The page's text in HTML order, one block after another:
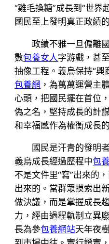
“雞毛換糖”成長到“世界
國民至上發明真正政績
政績不雅一旦偏離
數包養女人字游戲，甚
抽像工程。義烏保持“興
包養網 ，為萬萬運營主
心頭，把國民擺在首位
偽之名，堅持成長的計
和幸福感作為權衡成長
國民是汗青的發明
義烏成長經過歷程中包
不是文件里“寫”出來的
出來的。當群眾摸索出
做決議，而是掌握成長
力，經由過程軌制立異
長為參包養網站天年夜